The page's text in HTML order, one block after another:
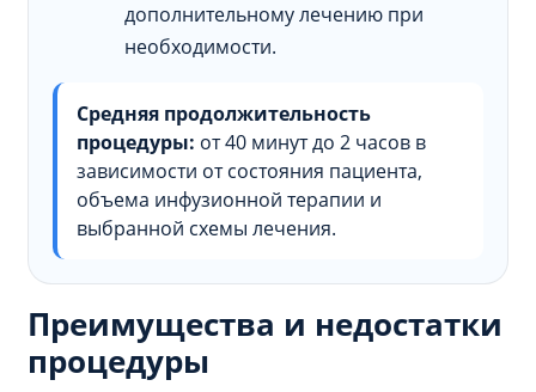
дополнительному лечению при
необходимости.
Средняя продолжительность
процедуры: от 40 минут до 2 часов в
зависимости от состояния пациента,
объема инфузионной терапии и
выбранной схемы лечения.
Преимущества и недостатки
процедуры